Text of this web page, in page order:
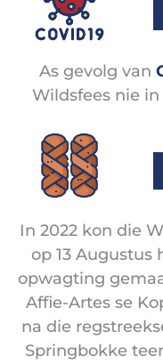
As gevolg van
Wildsfees nie
In 2022 kon die
op 13 Augustus
opwagting
Affie-Artes se
na die
Springbokke